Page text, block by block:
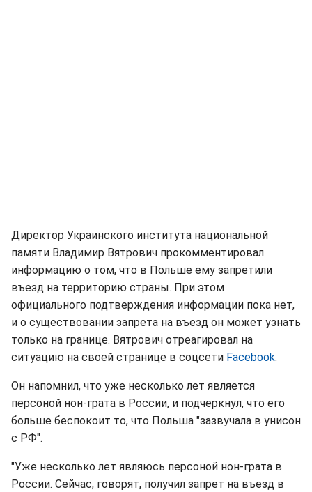
Директор Украинского института национальной
памяти Владимир Вятрович прокомментировал
информацию о том, что в Польше ему запретили
въезд на территорию страны. При этом
официального подтверждения информации пока нет,
и о существовании запрета на въезд он может узнать
только на границе. Вятрович отреагировал на
ситуацию на своей странице в соцсети Facebook.
Он напомнил, что уже несколько лет является
персоной нон-грата в России, и подчеркнул, что его
больше беспокоит то, что Польша "зазвучала в унисон
с РФ".
"Уже несколько лет являюсь персоной нон-грата в
России. Сейчас, говорят, получил запрет на въезд в